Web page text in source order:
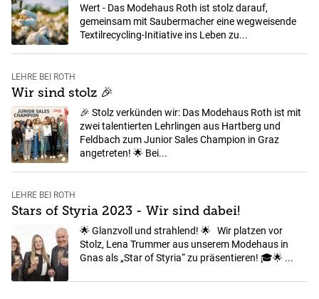
Wert - Das Modehaus Roth ist stolz darauf,
gemeinsam mit Saubermacher eine wegweisende
Textilrecycling-Initiative ins Leben zu...
LEHRE BEI ROTH
Wir sind stolz 🎉
🎉 Stolz verkünden wir: Das Modehaus Roth ist mit
zwei talentierten Lehrlingen aus Hartberg und
Feldbach zum Junior Sales Champion in Graz
angetreten! 🌟 Bei...
LEHRE BEI ROTH
Stars of Styria 2023 - Wir sind dabei!
🌟 Glanzvoll und strahlend! 🌟 Wir platzen vor
Stolz, Lena Trummer aus unserem Modehaus in
Gnas als „Star of Styria“ zu präsentieren! 🎓🌟 ...